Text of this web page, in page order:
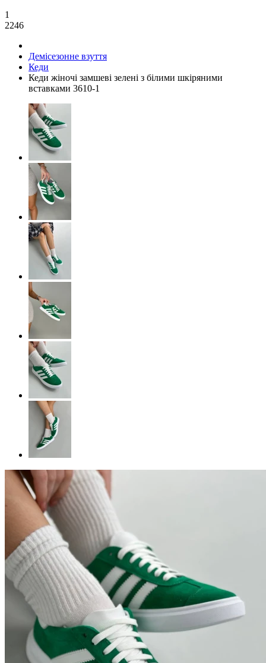
1
2246
Демісезонне взуття
Кеди
Кеди жіночі замшеві зелені з білими шкіряними
вставками 3610-1